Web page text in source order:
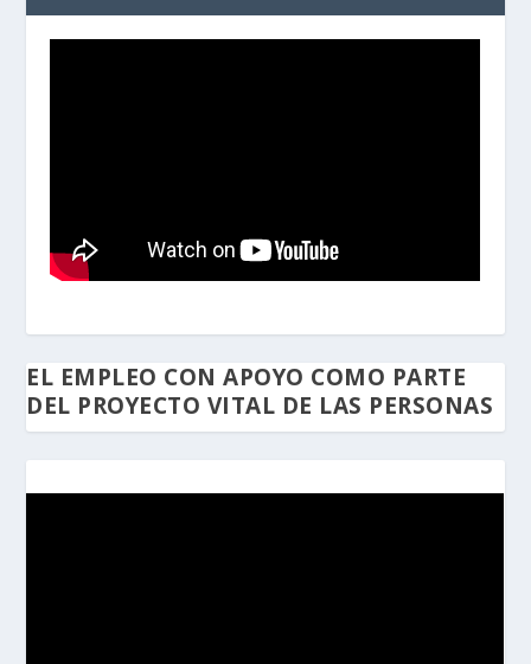
EL EMPLEO CON APOYO COMO PARTE
DEL PROYECTO VITAL DE LAS PERSONAS